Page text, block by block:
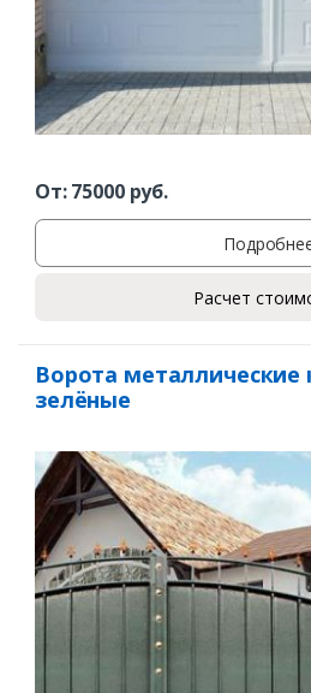
От:75000руб.
Расчет
Ворота металлические
зелёные